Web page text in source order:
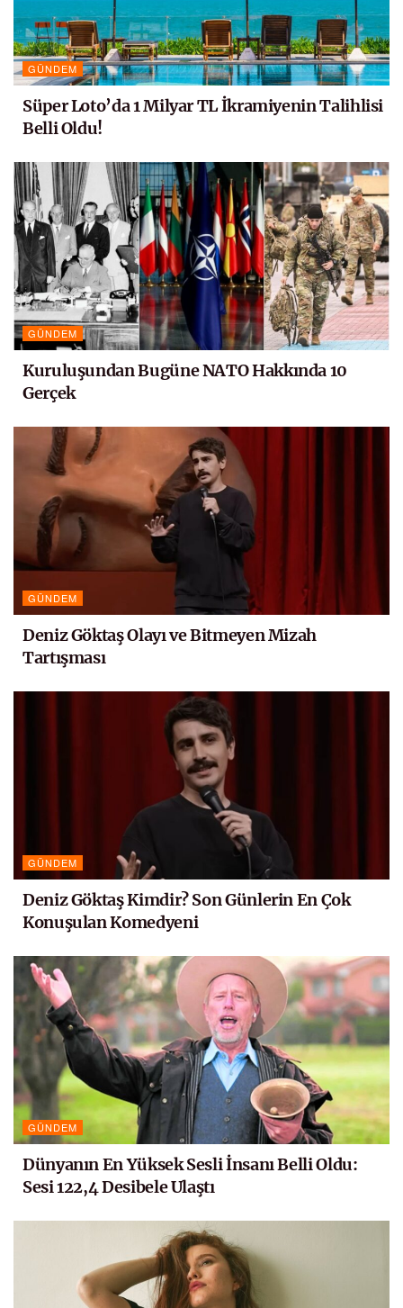
GÜNDEM
Süper Loto’da 1 Milyar TL İkramiyenin Talihlisi
Belli Oldu!
GÜNDEM
Kuruluşundan Bugüne NATO Hakkında 10
Gerçek
GÜNDEM
Deniz Göktaş Olayı ve Bitmeyen Mizah
Tartışması
GÜNDEM
Deniz Göktaş Kimdir? Son Günlerin En Çok
Konuşulan Komedyeni
GÜNDEM
Dünyanın En Yüksek Sesli İnsanı Belli Oldu:
Sesi 122,4 Desibele Ulaştı